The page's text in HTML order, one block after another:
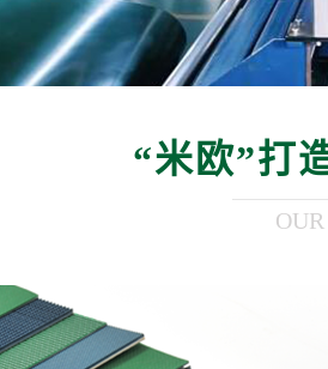
“米欧”打